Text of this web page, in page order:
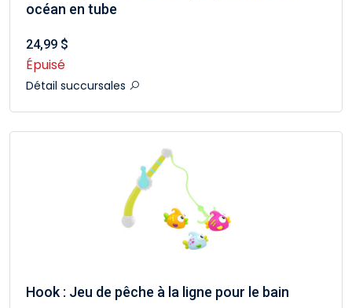
océan en tube
24,99 $
Épuisé
Détail succursales
Hook : Jeu de pêche à la ligne pour le bain